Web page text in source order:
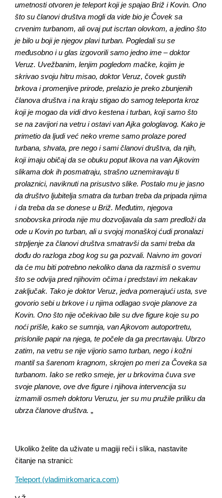
umetnosti otvoren je teleport koji je spajao Briž i Kovin. Ono
što su članovi društva mogli da vide bio je Čovek sa
crvenim turbanom, ali ovaj put iscrtan olovkom, a jedino što
je bilo u boji je njegov plavi turban. Pogledali su se
međusobno i u glas izgovorili samo jedno ime – doktor
Veruz. Uvežbanim, lenjim pogledom mačke, kojim je
skrivao svoju hitru misao, doktor Veruz, čovek gustih
brkova i promenjive prirode, prelazio je preko zbunjenih
članova društva i na kraju stigao do samog teleporta kroz
koji je mogao da vidi drvo kestena i turban, koji samo što
se na zavijori na vetru i ostavi van Ajka gologlavog. Kako je
primetio da ljudi već neko vreme samo prolaze pored
turbana, shvata, pre nego i sami članovi društva, da njih,
koji imaju običaj da se obuku poput likova na van Ajkovim
slikama dok ih posmatraju, strašno uznemiravaju ti
prolaznici, naviknuti na prisustvo slike. Postalo mu je jasno
da društvo ljubitelja smatra da turban treba da pripada njima
i da treba da se donese u Briž. Međutim, njegova
snobovska priroda nije mu dozvoljavala da sam predloži da
ode u Kovin po turban, ali u svojoj monaškoj ćudi pronalazi
strpljenje za članovi društva smatravši da sami treba da
dođu do razloga zbog kog su ga pozvali. Naivno im govori
da će mu biti potrebno nekoliko dana da razmisli o svemu
što se odvija pred njihovim očima i predstavi im nekakav
zaključak. Tako je doktor Veruz, jedva pomerajući usta, sve
govorio sebi u brkove i u njima odlagao svoje planove za
Kovin. Ono što nije očekivao bile su dve figure koje su po
noći prišle, kako se sumnja, van Ajkovom autoportretu,
prislonile papir na njega, te počele da ga precrtavaju. Ubrzo
zatim, na vetru se nije vijorio samo turban, nego i kožni
mantil sa šarenom kragnom, skrojen po meri za Čoveka sa
turbanom. Iako se retko smeje, jer u brkovima čuva sve
svoje planove, ove dve figure i njihova intervencija su
izmamili osmeh doktoru Veruzu, jer su mu pružile priliku da
ubrza članove društva.„
Ukoliko želite da uživate u magiji reči i slika, nastavite
čitanje na stranici:
Teleport (vladimirkomarica.com)